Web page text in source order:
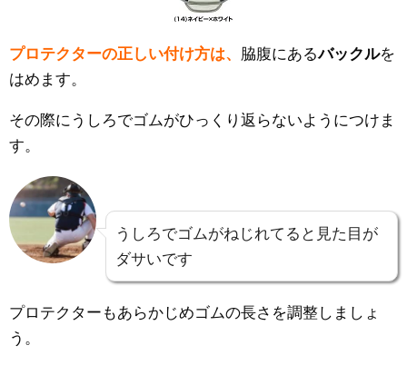
プロテクターの正しい付け方は、 脇腹にあるバックルを
はめます。
その際にうしろでゴムがひっくり返らないようにつけま
す。
うしろでゴムがねじれてると見た目が
ダサいです
プロテクターもあらかじめゴムの長さを調整しましょ
う。